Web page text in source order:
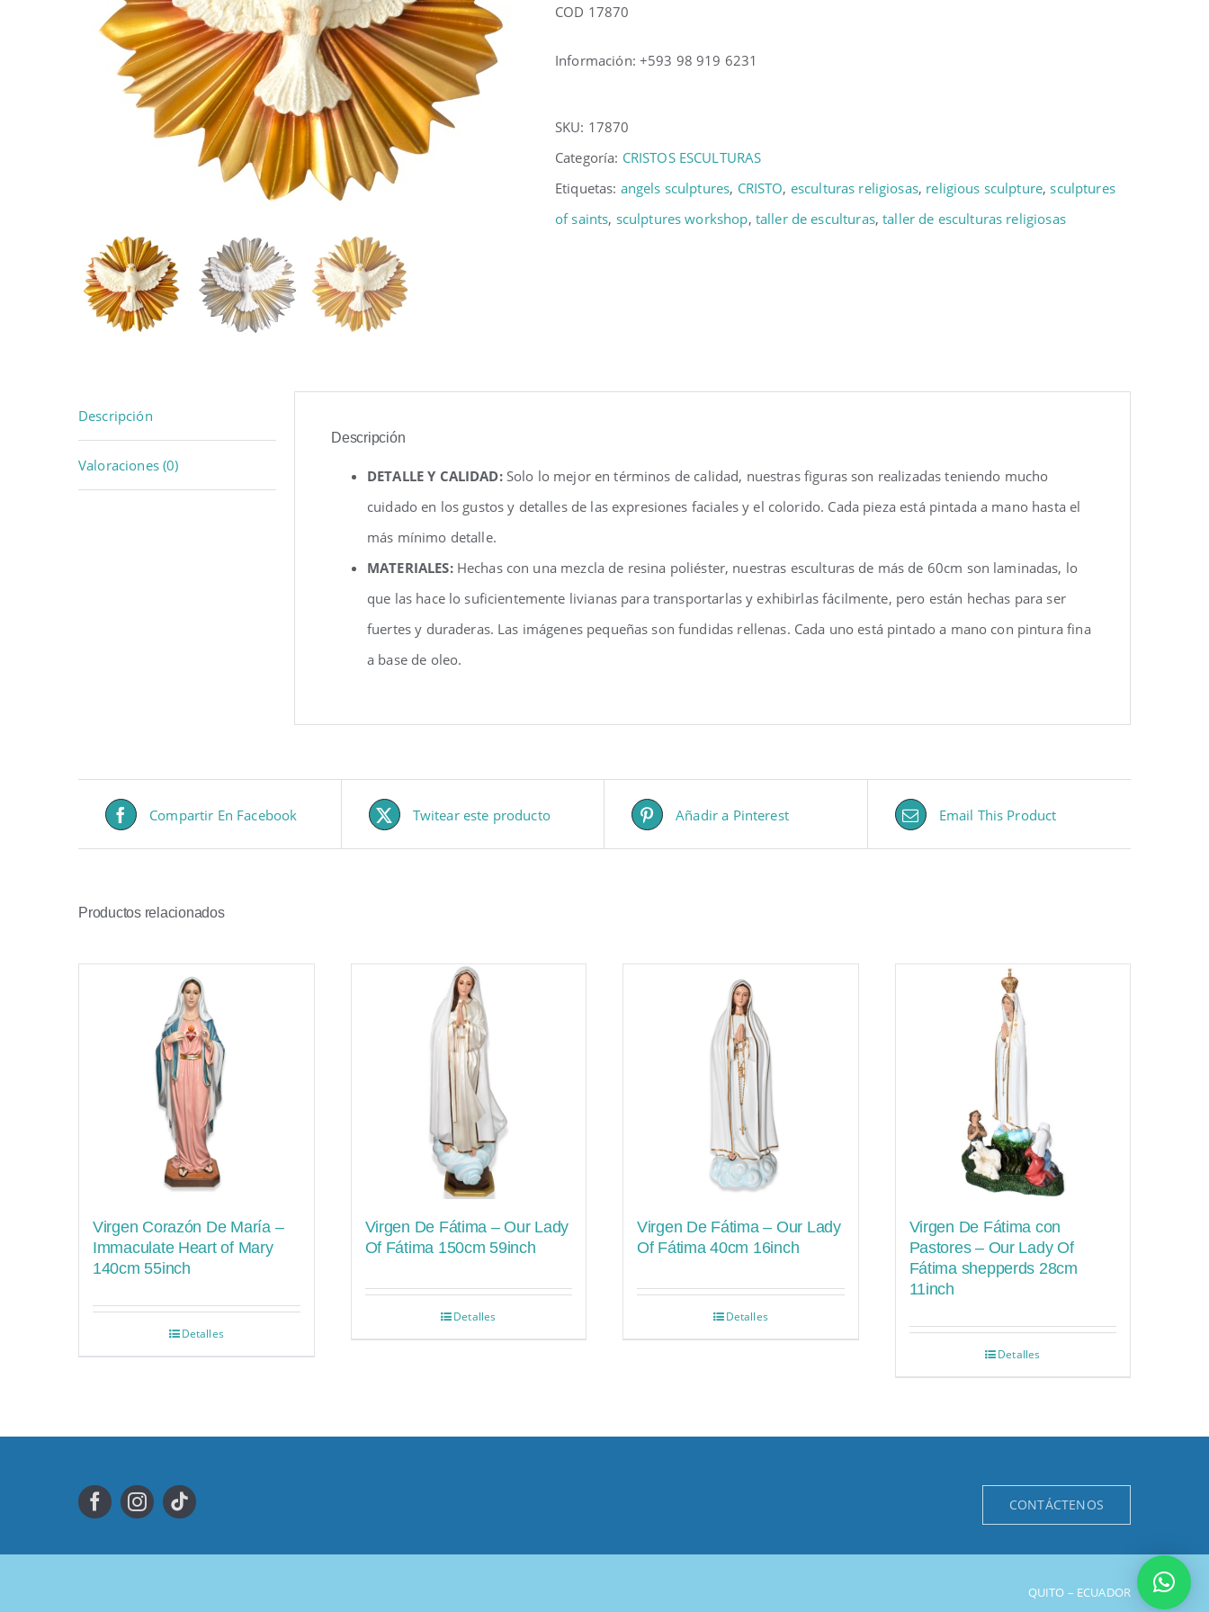
COD 17870
Información: +593 98 919 6231
SKU: 17870
Categoría: CRISTOS ESCULTURAS
Etiquetas: angels sculptures, CRISTO, esculturas religiosas, religious sculpture,sculptures
of saints, sculptures workshop, taller de esculturas,taller de esculturas religiosas
Descripción
Valoraciones (0)
Descripción
DETALLE Y CALIDAD:Solo lo mejor en términos de calidad, nuestras figuras son realizadas teniendo mucho
cuidado en los gustos y detalles de las expresiones faciales y el colorido. Cada pieza está pintada a mano hasta el
más mínimo detalle.
MATERIALES:Hechas con una mezcla de resina poliéster, nuestras esculturas de más de 60cm son laminadas, lo
que las hace lo suficientemente livianas para transportarlas y exhibirlas fácilmente, pero están hechas para ser
fuertes y duraderas. Las imágenes pequeñas son fundidas rellenas. Cada uno está pintado a mano con pintura fina
a base de oleo.
Compartir En Facebook Twitear este producto Añadir a Pinterest Email This Product
Productos relacionados
Virgen Corazón De María –
Immaculate Heart of Mary
140cm 55inch
Detalles
Virgen De Fátima – Our Lady
Of Fátima 150cm 59inch
Detalles
Virgen De Fátima – Our Lady
Of Fátima 40cm 16inch
Detalles
Virgen De Fátima con
Pastores – Our Lady Of
Fátima shepperds 28cm
11inch
Detalles
CONTÁCTENOS
QUITO – ECUADOR